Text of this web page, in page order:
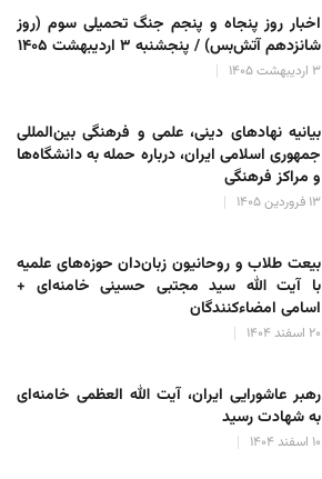
اخبار روز پنجاه و پنجم جنگ تحمیلی سوم (روز
شانزدهم آتش‌بس) / پنجشنبه ۳ اردیبهشت ۱۴۰۵
۳ اردیبهشت ۱۴۰۵
بیانیه نهادهای دینی، علمی و فرهنگی بین‌المللی
جمهوری اسلامی ایران، درباره حمله به دانشگاه‌ها
و مراکز فرهنگی
۱۳ فروردین ۱۴۰۵
بیعت طلاب و روحانیون زبان‌دان حوزه‌های علمیه
با آیت الله سید مجتبی حسینی خامنه‌ای +
اسامی امضاءکنندگان
۲۰ اسفند ۱۴۰۴
رهبر عاشورایی ایران، آیت الله العظمی خامنه‌ای
به شهادت رسید
۱۰ اسفند ۱۴۰۴